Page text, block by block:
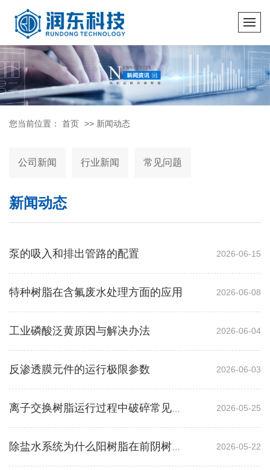
您当前位置： 首页 >> 新闻动态
公司新闻 行业新闻 常见问题
新闻动态
泵的吸入和排出管路的配置 2026-06-15
特种树脂在含氟废水处理方面的应用 2026-06-08
工业磷酸泛黄原因与解决办法 2026-06-04
反渗透膜元件的运行极限参数 2026-06-03
2026-05-25
2026-05-22